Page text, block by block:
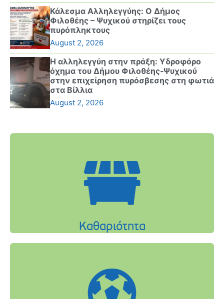
Κάλεσμα Αλληλεγγύης: Ο Δήμος
Φιλοθέης – Ψυχικού στηρίζει τους
πυρόπληκτους
August 2, 2026
Η αλληλεγγύη στην πράξη: Υδροφόρο
όχημα του Δήμου Φιλοθέης-Ψυχικού
στην επιχείρηση πυρόσβεσης στη φωτιά
στα Βίλλια
August 2, 2026